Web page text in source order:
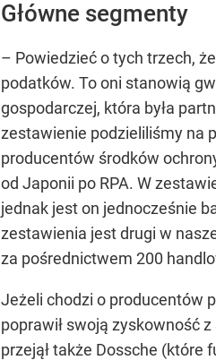
Główne segmenty
– Powiedzieć o tych trzech,
podatków. To oni stanowią
gospodarczej, która była
zestawienie podzieliliśmy na
producentów środków
od Japonii po RPA. W
jednak jest on jednocześnie
zestawienia jest drugi w
za pośrednictwem 200
Jeżeli chodzi o producentów
poprawił swoją zyskowność
przejął także Dossche (które